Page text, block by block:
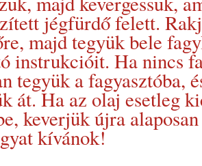
jégfürdő felett.
majd tegyük bele
instrukcióit. Ha nincs
tegyük a fagyasztóba,
át. Ha az olaj esetleg
keverjük újra
kívánok!